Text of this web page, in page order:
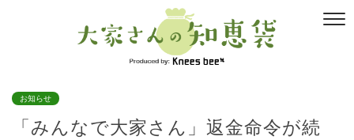
お知らせ
「みんなで大家さん」返金命令が続